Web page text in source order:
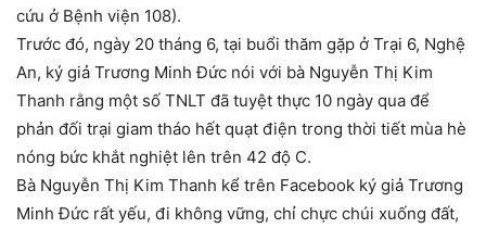
cứu ở Bệnh viện 108).
Trước đó, ngày 20 tháng 6, tại buổi thăm gặp ở Trại 6, Nghệ
An, ký giả Trương Minh Đức nói với bà Nguyễn Thị Kim
Thanh rằng một số TNLT đã tuyệt thực 10 ngày qua để
phản đối trại giam tháo hết quạt điện trong thời tiết mùa hè
nóng bức khắt nghiệt lên trên 42 độ C.
Bà Nguyễn Thị Kim Thanh kể trên Facebook ký giả Trương
Minh Đức rất yếu, đi không vững, chỉ chực chúi xuống đất,